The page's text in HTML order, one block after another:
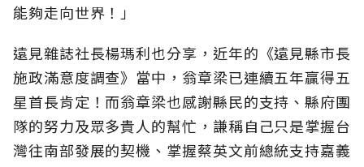
能夠走向世界！」
遠見雜誌社長楊瑪利也分享，近年的《遠見縣市長
施政滿意度調查》當中，翁章梁已連續五年贏得五
星首長肯定！而翁章梁也感謝縣民的支持、縣府團
隊的努力及眾多貴人的幫忙，謙稱自己只是掌握台
灣往南部發展的契機、掌握蔡英文前總統支持嘉義